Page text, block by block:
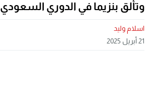
وتألق بنزيما في الدوري السعودي
اسلام وليد
21 أبريل 2025